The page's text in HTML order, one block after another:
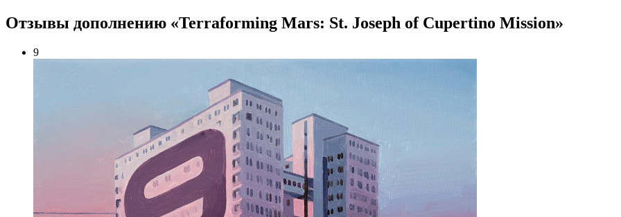
Отзывы дополнению «Terraforming Mars: St. Joseph of Cupertino Mission»
9